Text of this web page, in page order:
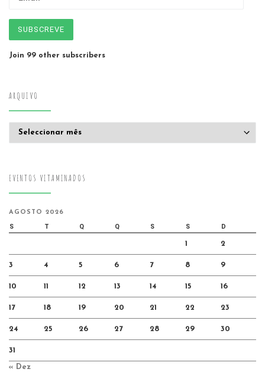
SUBSCREVE
Join 99 other subscribers
ARQUIVO
EVENTOS VITAMINADOS
AGOSTO 2026
S T Q Q S S D
1 2
3 4 5 6 7 8 9
10 11 12 13 14 15 16
17 18 19 20 21 22 23
24 25 26 27 28 29 30
31
« Dez